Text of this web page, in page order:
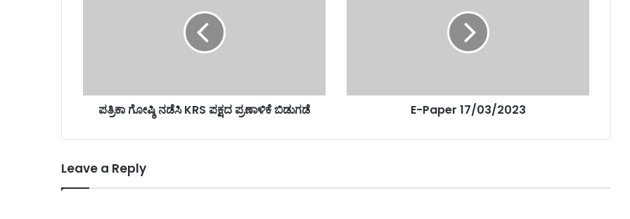
ಪತ್ರಿಕಾ ಗೋಷ್ಠಿ ನಡೆಸಿ KRS ಪಕ್ಷದ ಪ್ರಣಾಳಿಕೆ ಬಿಡುಗಡೆ E-Paper 17/03/2023
Leave a Reply